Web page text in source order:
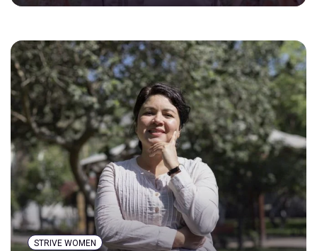
STRIVE WOMEN